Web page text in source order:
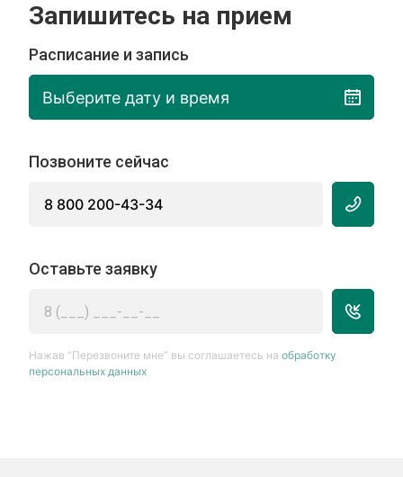
Запишитесь на прием
Расписание и запись
Выберите дату и время
Позвоните сейчас
8 800 200-43-34
Оставьте заявку
Нажав “Перезвоните мне” вы соглашаетесь наобработку
персональных данных